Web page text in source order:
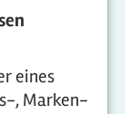
eines
, Marken-